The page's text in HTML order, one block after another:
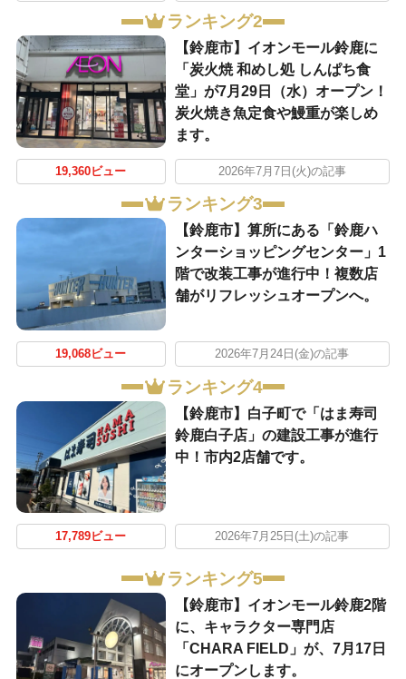
ランキング2
【鈴鹿市】イオンモール鈴鹿に
「炭火焼 和めし処 しんぱち食
堂」が7月29日（水）オープン！
炭火焼き魚定食や鰻重が楽しめ
ます。
19,360ビュー 2026年7月7日(火)の記事
ランキング3
【鈴鹿市】算所にある「鈴鹿ハ
ンターショッピングセンター」1
階で改装工事が進行中！複数店
舗がリフレッシュオープンへ。
19,068ビュー 2026年7月24日(金)の記事
ランキング4
【鈴鹿市】白子町で「はま寿司
鈴鹿白子店」の建設工事が進行
中！市内2店舗です。
17,789ビュー 2026年7月25日(土)の記事
ランキング5
【鈴鹿市】イオンモール鈴鹿2階
に、キャラクター専門店
「CHARA FIELD」が、7月17日
にオープンします。